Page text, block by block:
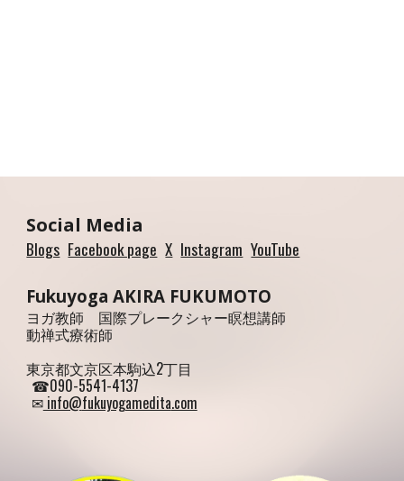
Social Media
Blogs Facebook page X Instagram YouTube
Fukuyoga AKIRA FUKUMOTO
ヨガ教師 国際プレークシャー瞑想講師
動禅式療術師
東京都文京区本駒込2丁目
☎090-5541-4137
✉info@fukuyogamedita.com